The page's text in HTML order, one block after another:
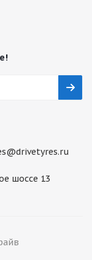
шоссе 13